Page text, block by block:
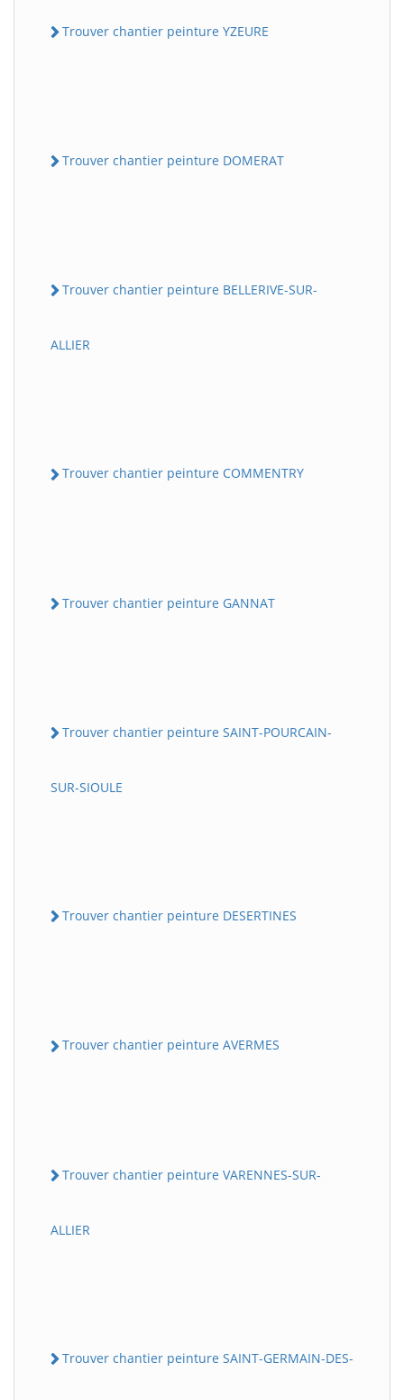
Trouver chantier peinture YZEURE
Trouver chantier peinture DOMERAT
Trouver chantier peinture BELLERIVE-SUR-
ALLIER
Trouver chantier peinture COMMENTRY
Trouver chantier peinture GANNAT
Trouver chantier peinture SAINT-POURCAIN-
SUR-SIOULE
Trouver chantier peinture DESERTINES
Trouver chantier peinture AVERMES
Trouver chantier peinture VARENNES-SUR-
ALLIER
Trouver chantier peinture SAINT-GERMAIN-DES-